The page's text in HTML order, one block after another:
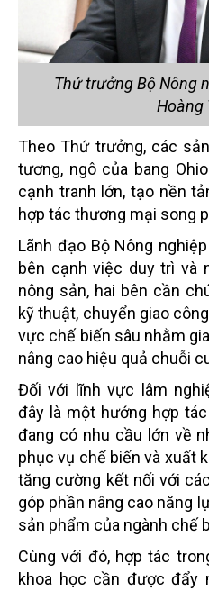
Thứ trưởng Bộ Nông
Hoàng
Theo Thứ trưởng, các
tương, ngô của bang
cạnh tranh lớn, tạo nền
hợp tác thương mại song
Lãnh đạo Bộ Nông
bên cạnh việc duy trì và
nông sản, hai bên cần
kỹ thuật, chuyển giao
vực chế biến sâu nhằm
nâng cao hiệu quả chuỗi
Đối với lĩnh vực lâm
đây là một hướng hợp
đang có nhu cầu lớn về
phục vụ chế biến và xuất
tăng cường kết nối với
góp phần nâng cao năng
sản phẩm của ngành chế
Cùng với đó, hợp tác
khoa học cần được đẩy